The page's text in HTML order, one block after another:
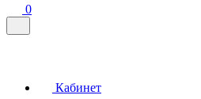
0
Кабинет